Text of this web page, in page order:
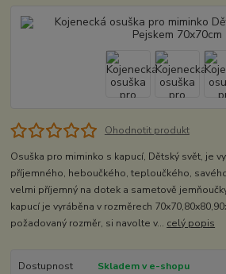
Ohodnotit produkt
Osuška pro miminko s kapucí, Dětský svět, je
příjemného, heboučkého, teploučkého,
velmi příjemný na dotek a sametově
kapucí je vyráběna v rozměrech
požadovaný rozměr, si navolte v... celý popis
Dostupnost
Skladem v e-shopu